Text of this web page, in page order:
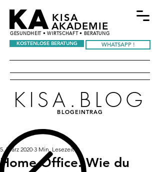
KOSTENLOSE BERATUNG WHATSAPP !
KA KISA
AKADEMIE
GESUNDHEIT • WIRTSCHAFT • BERATUNG
BLOGEINTRAG
KISA.BLOG
Home Office. Wie du
5. März 2020 3 Min. Lesezeit